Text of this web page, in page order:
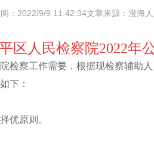
：2022/9/9 11:42:34文章来源：澄海
区人民检察院2022年
检察工作需要，根据现检察辅助
下：
优原则。